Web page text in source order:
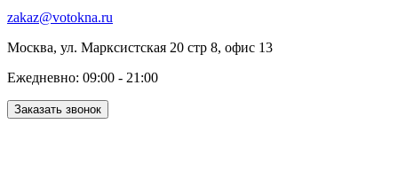
zakaz@votokna.ru
Москва, ул. Марксистская 20 стр 8, офис 13
Ежедневно: 09:00 - 21:00
Заказать звонок